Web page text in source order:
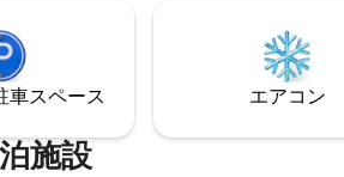
ョン
リ
） ●
センター、スーパー、ゴルフク
車ス⁠ペ⁠ー⁠ス エアコン
施設